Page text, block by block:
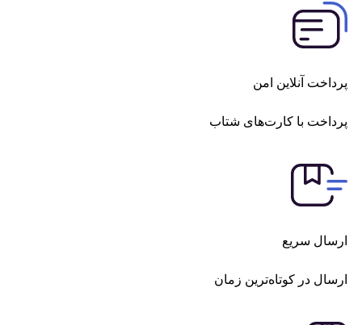
پرداخت آنلاین امن
پرداخت با کارت‌های شتاب
ارسال سریع
ارسال در کوتاه‌ترین زمان